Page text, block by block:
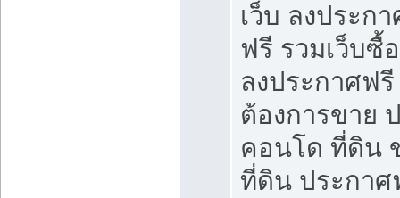
เว็บ ลงประก
ฟรี รวมเว็บซื้
ลงประกาศฟ
ต้องการขาย
คอนโด ที่ดิน
ที่ดิน ประกา